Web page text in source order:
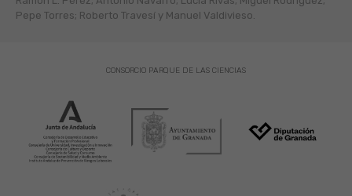
Pepe Torres; Roberto Travesí y Manuel Valdivieso.
CONSORCIO PARQUE DE LAS CIENCIAS